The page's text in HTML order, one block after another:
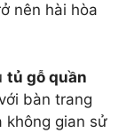
nên hài hòa
tủ gỗ quần
bàn trang
không gian sử